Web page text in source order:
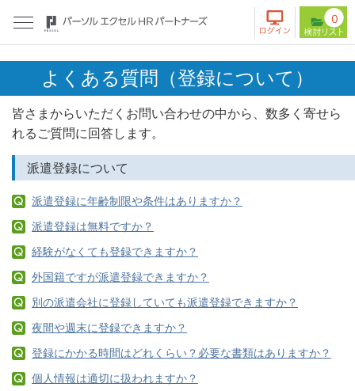
0
よくある質問（登録について）
皆さまからいただくお問い合わせの中から、数多く寄せら
れるご質問に回答します。
派遣登録について
派遣登録に年齢制限や条件はありますか？
派遣登録は無料ですか？
経験がなくても登録できますか？
外国籍ですが派遣登録できますか？
別の派遣会社に登録していても派遣登録できますか？
夜間や週末に登録できますか？
登録にかかる時間はどれくらい？必要な書類はありますか？
個人情報は適切に扱われますか？